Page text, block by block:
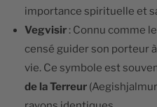
importance spirituelle et
Vegvisir : Connu comme
censé guider son porteur
vie. Ce symbole est
de la Terreur